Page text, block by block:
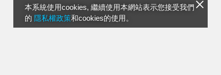
本系統使用cookies, 繼續使用本網站表示您接受我們
的 隱私權政策和cookies的使用。